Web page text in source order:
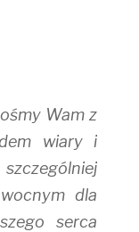
Wam z
wiary i
dla
serca